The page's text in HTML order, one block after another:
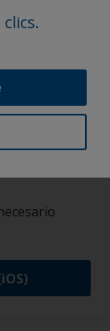
resolver
para